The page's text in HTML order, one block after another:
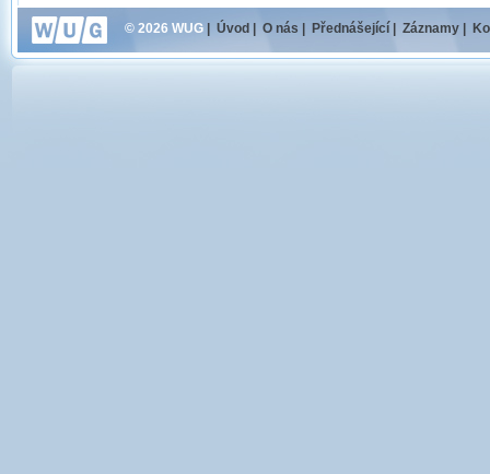
© 2026 WUG Úvod O nás Přednášející Záznamy